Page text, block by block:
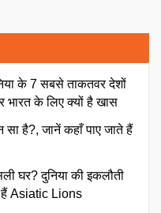
के 7 सबसे ताकतवर देशों
के लिए क्यों है खास
सा है?, जानें कहाँ पाए जाते हैं
घर? दुनिया की इकलौती
Asiatic Lions